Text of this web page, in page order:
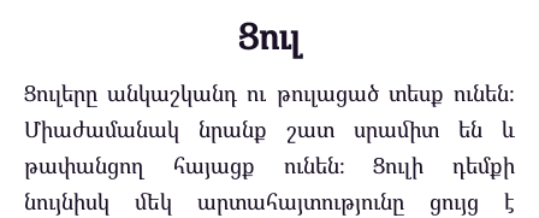
Ցուլ
Ցուլերը անկաշկանդ ու թուլացած տեսք ունեն։
Միաժամանակ նրանք շատ սրամիտ են և
թափանցող հայացք ունեն։ Ցուլի դեմքի
նույնիսկ մեկ արտահայտությունը ցույց է